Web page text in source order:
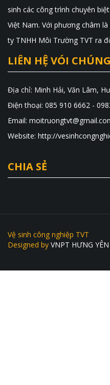
sinh các công trình chuyên
Việt Nam. Với phương châm
ty TNHH Môi Trường TVT ra
LIÊN HỆ VÓI
Địa chỉ: Minh Hải, Văn Lâm,
Điện thoại: 085 910 6662 -
Email:
Website: http://
CHIA SẺ
Vệ sinh công nghiệp TVT
Designed by VNPT HƯNG YÊN